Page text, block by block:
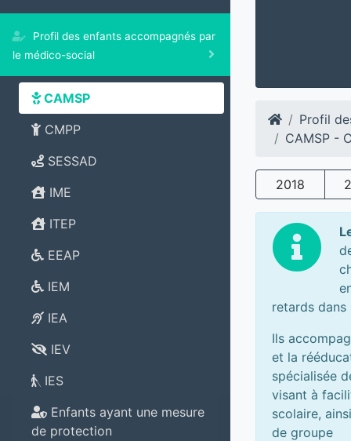
Profil des enfants accompagnés par
le médico-social
CAMSP
CMPP
SESSAD
IME
ITEP
EEAP
IEM
IEA
IEV
IES
Enfants ayant une mesure
de protection
Profil
CAMSP -
2018
retards
Ils
et la
spécialisée
visant à
scolaire,
de groupe